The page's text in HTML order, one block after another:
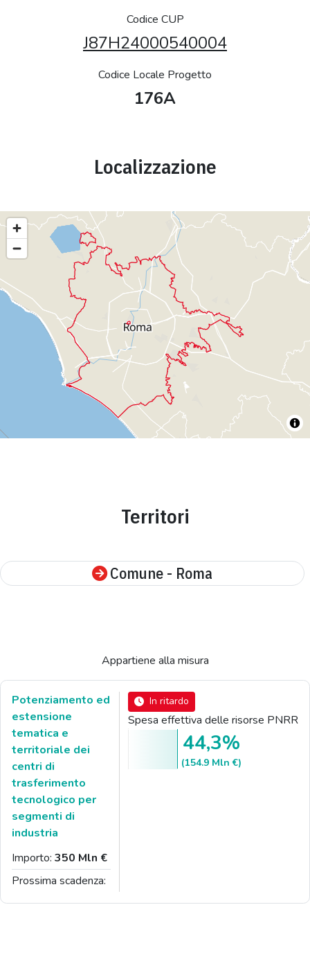
Codice CUP
J87H24000540004
Codice Locale Progetto
176A
Localizzazione
Territori
Comune - Roma
Appartiene alla misura
Potenziamento ed
estensione
tematica e
territoriale dei
centri di
trasferimento
tecnologico per
segmenti di
industria
Importo: 350 Mln €
Prossima scadenza:
In ritardo
Spesa effettiva delle risorse PNRR
44,3%
(154.9 Mln €)